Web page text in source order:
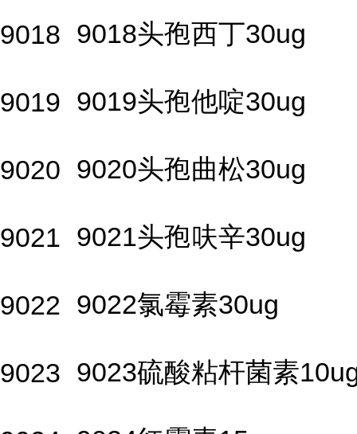
9018 9018头孢西丁30ug
9019 9019头孢他啶30ug
9020 9020头孢曲松30ug
9021 9021头孢呋辛30ug
9022 9022氯霉素30ug
9023 9023硫酸粘杆菌素